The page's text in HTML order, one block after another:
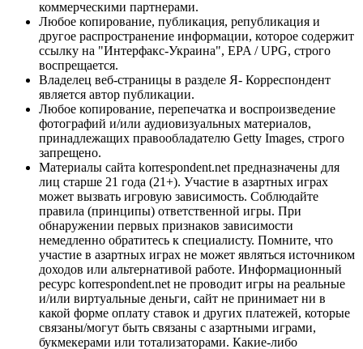
коммерческими партнерами.
Любое копирование, публикация, републикация и
другое распространение информации, которое содержит
ссылку на "Интерфакс-Украина", EPA / UPG, строго
воспрещается.
Владелец веб-страницы в разделе Я- Корреспондент
является автор публикации.
Любое копирование, перепечатка и воспроизведение
фотографий и/или аудиовизуальных материалов,
принадлежащих правообладателю Getty Images, строго
запрещено.
Материалы сайта korrespondent.net предназначены для
лиц старше 21 года (21+). Участие в азартных играх
может вызвать игровую зависимость. Соблюдайте
правила (принципы) ответственной игры. При
обнаружении первых признаков зависимости
немедленно обратитесь к специалисту. Помните, что
участие в азартных играх не может являться источником
доходов или альтернативой работе. Информационный
ресурс korrespondent.net не проводит игры на реальные
и/или виртуальные деньги, сайт не принимает ни в
какой форме оплату ставок и других платежей, которые
связаны/могут быть связаны с азартными играми,
букмекерами или тотализаторами. Какие-либо